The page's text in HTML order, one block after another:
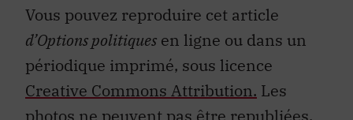
Vous pouvez reproduire cet article
d’Options politiques en ligne ou dans un
périodique imprimé, sous licence
Creative Commons Attribution. Les